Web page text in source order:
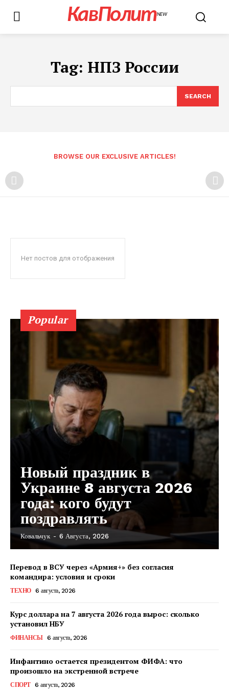
КавПолитNEW
Tag: НПЗ России
SEARCH
BROWSE OUR EXCLUSIVE ARTICLES!
Нет постов для отображения
Popular
Новый праздник в
Украине 8 августа 2026
года: кого будут
поздравлять
Ковальчук - 6 Августа, 2026
Перевод в ВСУ через «Армия+» без согласия
командира: условия и сроки
ТЕХНО 6 августа, 2026
Курс доллара на 7 августа 2026 года вырос: сколько
установил НБУ
ФИНАНСЫ 6 августа, 2026
Инфантино остается президентом ФИФА: что
произошло на экстренной встрече
СПОРТ 6 августа, 2026